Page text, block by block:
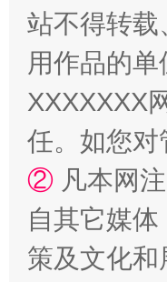
站不得转
用作品的
XXXXXXX
任。如您
② 凡本网
自其它媒
策及文化